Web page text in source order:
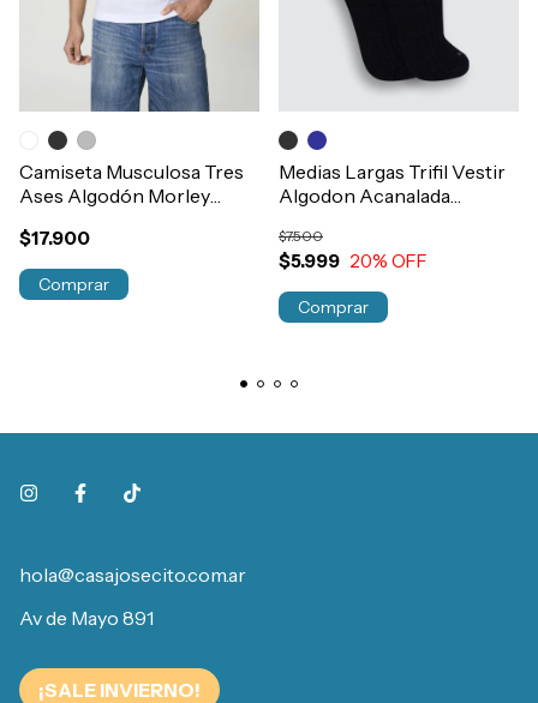
Camiseta Musculosa Tres
Ases Algodón Morley
$17.900
Comprar
Medias Largas Trifil Vestir
Algodon Acanalada
$5.999
$7.500
20% OFF
Comprar
hola@casajosecito.com.ar
Av de Mayo 891
¡SALE INVIERNO!